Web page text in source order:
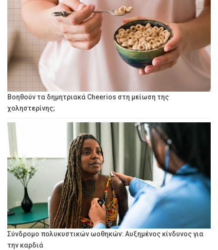
Βοηθούν τα δημητριακά Cheerios στη μείωση της
χοληστερίνης;
Σύνδρομο πολυκυστικών ωοθηκών: Αυξημένος κίνδυνος για
την καρδιά